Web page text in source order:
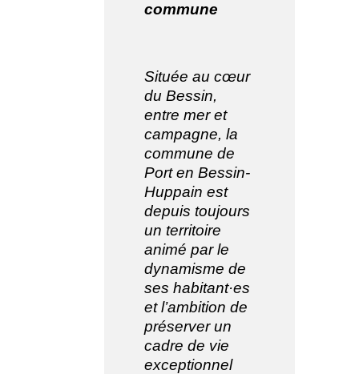
commune
Située au cœur
du Bessin,
entre mer et
campagne, la
commune de
Port en Bessin-
Huppain est
depuis toujours
un territoire
animé par le
dynamisme de
ses habitant·es
et l’ambition de
préserver un
cadre de vie
exceptionnel